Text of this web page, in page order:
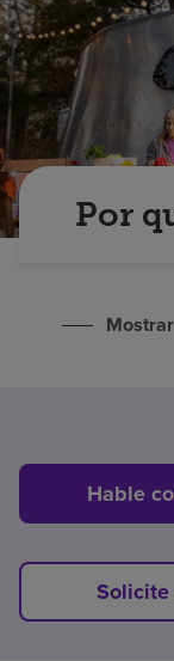
Inversores
Empleos
Pagar mi factura
Por
Hable